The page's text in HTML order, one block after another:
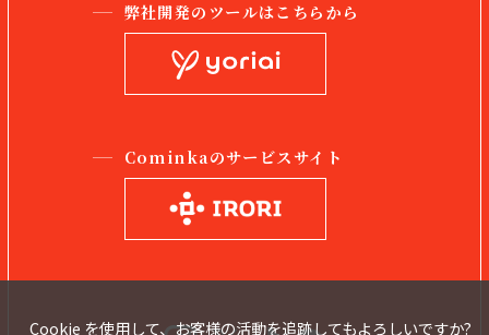
弊社開発のツールはこちらから
Cominkaのサービスサイト
Cookie を使用して、お客様の活動を追跡してもよろしいですか?